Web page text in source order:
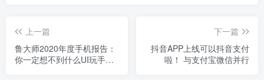
上一篇
鲁大师2020年度手机报告：
你一定想不到什么UI玩手机
下一篇
抖音APP上线可以抖音支付
啦！ 与支付宝微信并行